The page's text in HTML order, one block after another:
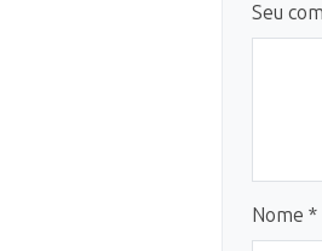
Seu
Nome *